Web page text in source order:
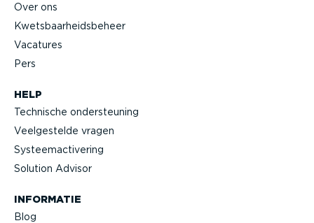
HELP
Technische onder­steuning
Veelge­stelde vragen
Systeem­ac­ti­vering
Solution Advisor
INFORMATIE
Blog
Over ons
Kwets­baar­heids­beheer
Vacatures
Pers